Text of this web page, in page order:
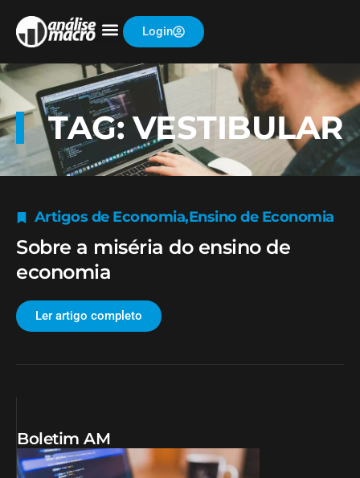
Login
TAG: VESTIBULAR
Artigos de Economia,Ensino de Economia
Sobre a miséria do ensino de
economia
Ler artigo completo
Boletim AM